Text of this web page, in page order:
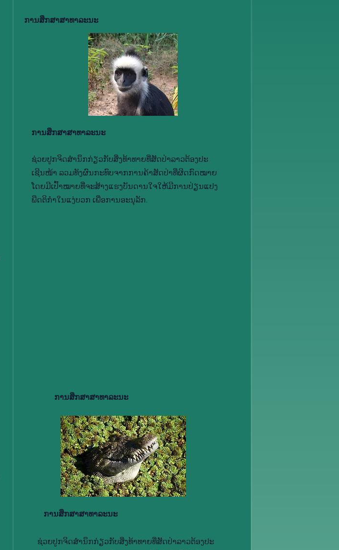
ການ​ສຶກ​ສາ​ສາ​ທາ​ລະ​ນະ
ການ​ສຶກ​ສາ​ສາ​ທາ​ລະ​ນະ
ຊ່ວຍ​ປູກ​ຈິດ​ສຳ​ນຶກ​ກ່ຽວ​ກັບ​ສິ່ງ​ທ້າ​ທາຍ​ທີ່​ສັດ​ປ່າ​ລາວ​ຕ້ອງ​ປະ​
ເຊີນ​ໜ້າ ລວມ​ທັງ​ຜົນ​ກະ​ທົບ​ຈາກ​ການ​ຄ້າ​ສັດ​ປ່າ​ທີ່​ຜິດ​ກົດ​ໝາຍ
ໂດຍ​ມີ​ເປົ້າ​ໝາຍທີ່​ຈະ​ສ້າງ​ແຮງ​ບັນ​ດານ​ໃຈ​ໃຫ້​ມີ​ການ​ປ່ຽນ​ແປງ​
ພືດ​ຕິ​ກຳ​ໃນ​ແງ່ບວກ ເພື່ອ​ການ​ອະ​ນຸ​ລັກ.
ການ​ສຶກ​ສາ​ສາ​ທາ​ລະ​ນະ
ການ​ສຶກ​ສາ​ສາ​ທາ​ລະ​ນະ
ຊ່ວຍ​ປູກ​ຈິດ​ສຳ​ນຶກ​ກ່ຽວ​ກັບ​ສິ່ງ​ທ້າ​ທາຍ​ທີ່​ສັດ​ປ່າ​ລາວ​ຕ້ອງ​ປະ​